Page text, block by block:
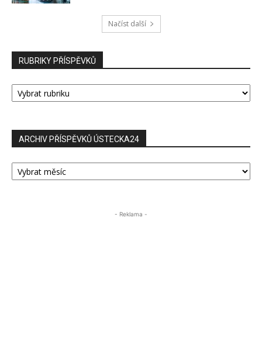
Načíst další
RUBRIKY PŘÍSPĚVKŮ
RUBRIKY
PŘÍSPĚVKŮ
ARCHIV PŘÍSPĚVKŮ ÚSTECKA24
ARCHIV
PŘÍSPĚVKŮ
- Reklama -